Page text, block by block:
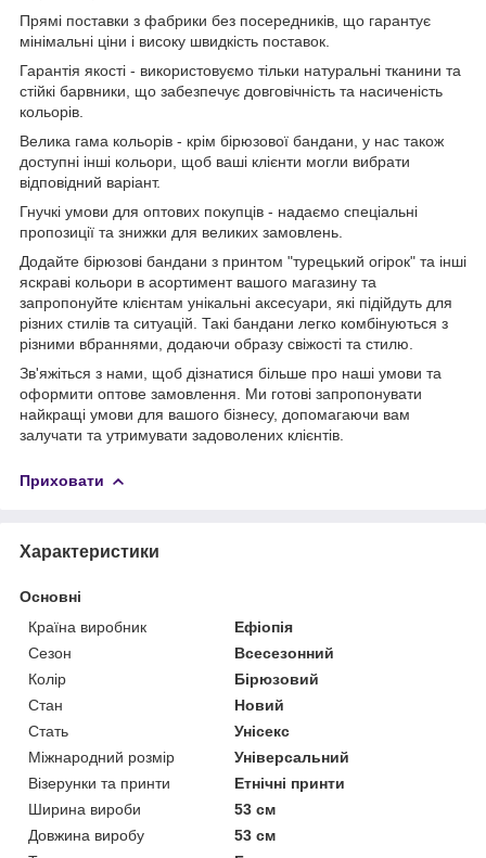
Прямі поставки з фабрики без посередників, що гарантує
мінімальні ціни і високу швидкість поставок.
Гарантія якості - використовуємо тільки натуральні тканини та
стійкі барвники, що забезпечує довговічність та насиченість
кольорів.
Велика гама кольорів - крім бірюзової бандани, у нас також
доступні інші кольори, щоб ваші клієнти могли вибрати
відповідний варіант.
Гнучкі умови для оптових покупців - надаємо спеціальні
пропозиції та знижки для великих замовлень.
Додайте бірюзові бандани з принтом "турецький огірок" та інші
яскраві кольори в асортимент вашого магазину та
запропонуйте клієнтам унікальні аксесуари, які підійдуть для
різних стилів та ситуацій. Такі бандани легко комбінуються з
різними вбраннями, додаючи образу свіжості та стилю.
Зв'яжіться з нами, щоб дізнатися більше про наші умови та
оформити оптове замовлення. Ми готові запропонувати
найкращі умови для вашого бізнесу, допомагаючи вам
залучати та утримувати задоволених клієнтів.
Приховати
Характеристики
Основні
Країна виробник
Ефіопія
Сезон
Всесезонний
Колір
Бірюзовий
Стан
Новий
Стать
Унісекс
Міжнародний розмір
Універсальний
Візерунки та принти
Етнічні принти
Ширина вироби
53 см
Довжина виробу
53 см